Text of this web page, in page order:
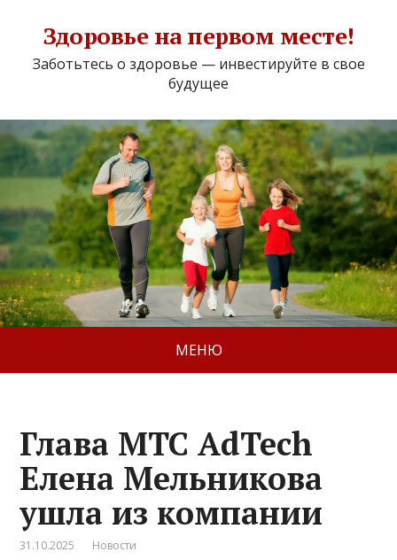
Здоровье на первом месте!
Заботьтесь о здоровье — инвестируйте в свое
будущее
МЕНЮ
Глава МТС AdTech
Елена Мельникова
ушла из компании
31.10.2025 Новости